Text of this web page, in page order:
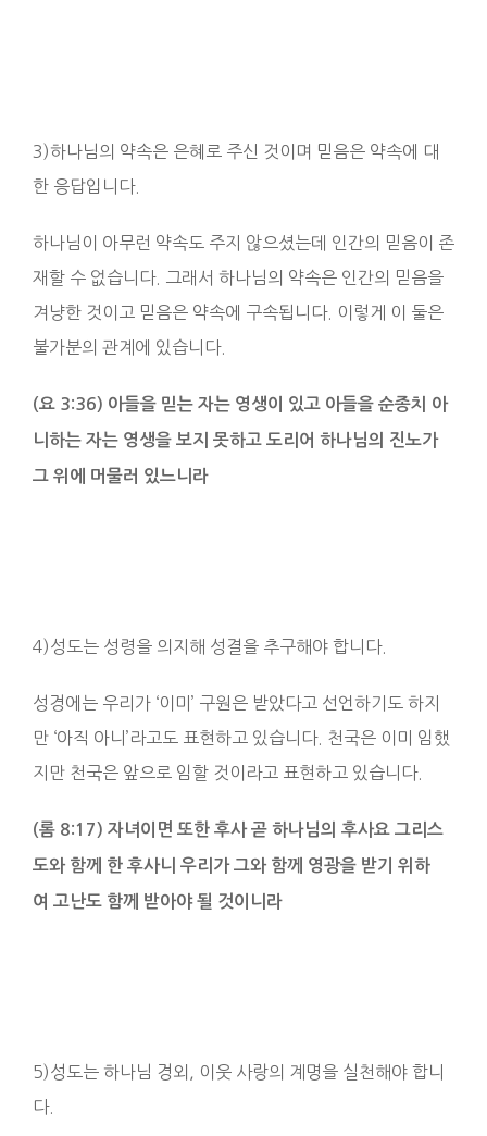
3)하나님의 약속은 은혜로 주신 것이며 믿음은 약속에 대
한 응답입니다.
하나님이 아무런 약속도 주지 않으셨는데 인간의 믿음이 존
재할 수 없습니다. 그래서 하나님의 약속은 인간의 믿음을
겨냥한 것이고 믿음은 약속에 구속됩니다. 이렇게 이 둘은
불가분의 관계에 있습니다.
(요 3:36) 아들을 믿는 자는 영생이 있고 아들을 순종치 아
니하는 자는 영생을 보지 못하고 도리어 하나님의 진노가
그 위에 머물러 있느니라
4)성도는 성령을 의지해 성결을 추구해야 합니다.
성경에는 우리가 ‘이미’ 구원은 받았다고 선언하기도 하지
만 ‘아직 아니’라고도 표현하고 있습니다. 천국은 이미 임했
지만 천국은 앞으로 임할 것이라고 표현하고 있습니다.
(롬 8:17) 자녀이면 또한 후사 곧 하나님의 후사요 그리스
도와 함께 한 후사니 우리가 그와 함께 영광을 받기 위하
여 고난도 함께 받아야 될 것이니라
5)성도는 하나님 경외, 이웃 사랑의 계명을 실천해야 합니
다.